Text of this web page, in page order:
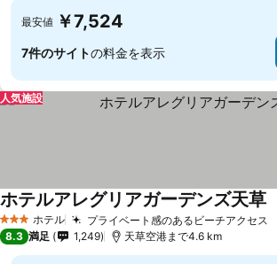
最安値 ￥7,524
7件のサイトの料金を表示
人気施設
3 ホテルのランク
ホテル プライベート感のあるビーチアクセス
ホテルアレグリアガーデンズ天草
8.3 満足 1,249 天草空港まで4.6 km